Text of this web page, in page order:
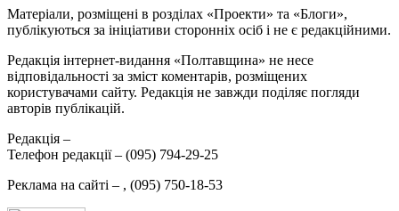
Матеріали, розміщені в розділах «Проекти» та «Блоги»,
публікуються за ініціативи сторонніх осіб і не є редакційними.
Редакція інтернет-видання «Полтавщина» не несе
відповідальності за зміст коментарів, розміщених
користувачами сайту. Редакція не завжди поділяє погляди
авторів публікацій.
Редакція –
Телефон редакції – (095) 794-29-25
Реклама на сайті – , (095) 750-18-53